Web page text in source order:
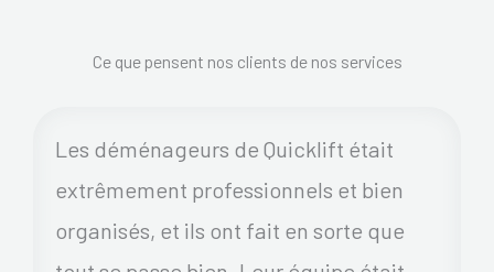
Ce que pensent nos clients de nos services
Les déménageurs de Quicklift était
extrêmement professionnels et bien
organisés, et ils ont fait en sorte que